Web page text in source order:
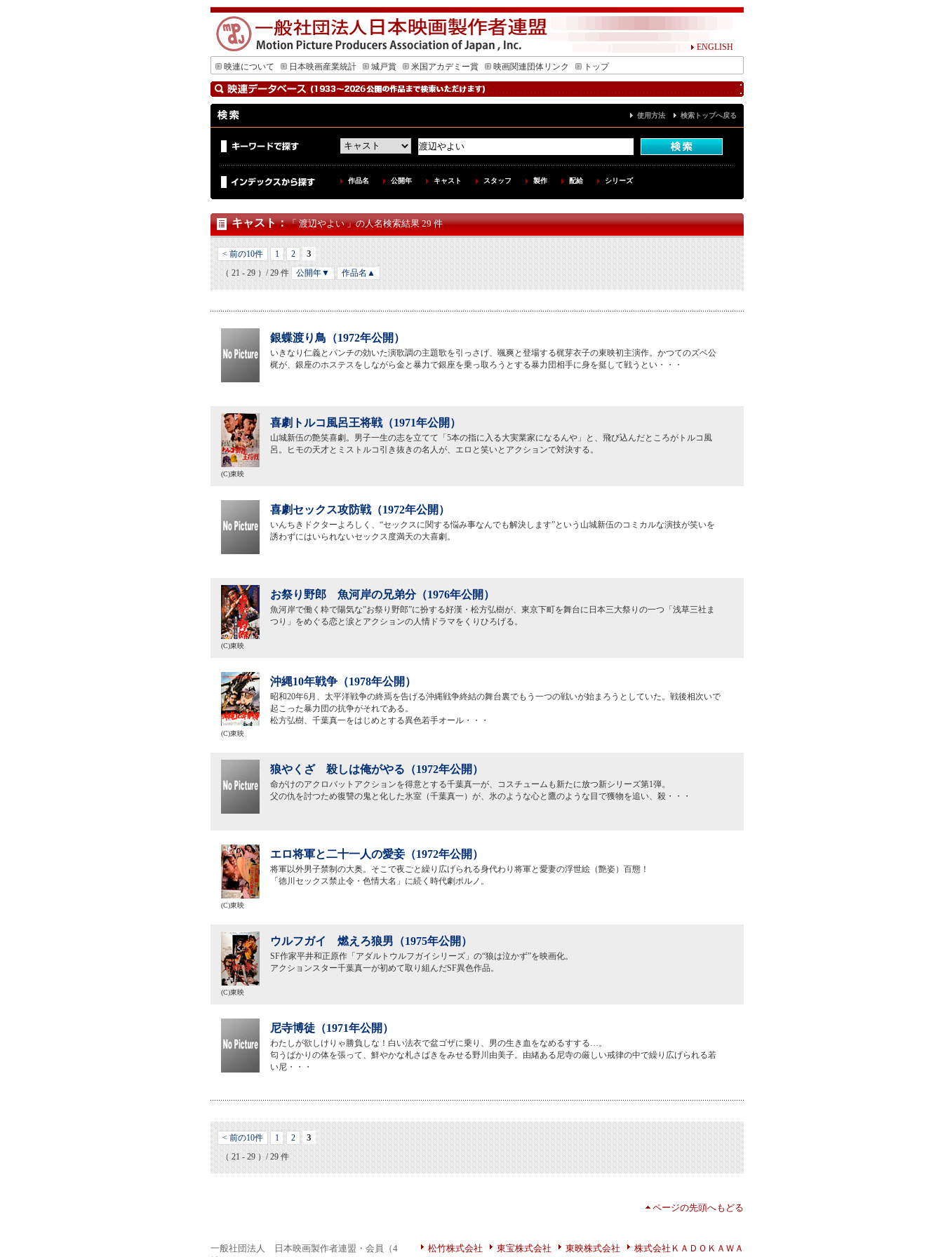
ENGLISH
映連について
日本映画産業統計 城戸賞 米国アカデミー賞 映画関連団体リンク トップ
使用方法 検索トップへ戻る
作品名 公開年 キャスト スタッフ 製作 配給 シリーズ
キャスト：「 渡辺やよい 」の人名検索結果 29 件
< 前の10件 1 2 3
（ 21 - 29 ）/ 29 件 公開年▼ 作品名▲
銀蝶渡り鳥（1972年公開）
いきなり仁義とパンチの効いた演歌調の主題歌を引っさげ、颯爽と登場する梶芽衣子の東映初主演作。かつてのズベ公
梶が、銀座のホステスをしながら金と暴力で銀座を乗っ取ろうとする暴力団相手に身を挺して戦うとい・・・
喜劇トルコ風呂王将戦（1971年公開）
山城新伍の艶笑喜劇。男子一生の志を立てて「5本の指に入る大実業家になるんや」と、飛び込んだところがトルコ風
呂。ヒモの天才とミストルコ引き抜きの名人が、エロと笑いとアクションで対決する。
(C)東映
喜劇セックス攻防戦（1972年公開）
いんちきドクターよろしく、“セックスに関する悩み事なんでも解決します”という山城新伍のコミカルな演技が笑いを
誘わずにはいられないセックス度満天の大喜劇。
お祭り野郎 魚河岸の兄弟分（1976年公開）
魚河岸で働く粋で陽気な”お祭り野郎”に扮する好漢・松方弘樹が、東京下町を舞台に日本三大祭りの一つ「浅草三社ま
つり」をめぐる恋と涙とアクションの人情ドラマをくりひろげる。
(C)東映
沖縄10年戦争（1978年公開）
昭和20年6月、太平洋戦争の終焉を告げる沖縄戦争終結の舞台裏でもう一つの戦いが始まろうとしていた。戦後相次いで
起こった暴力団の抗争がそれである。
松方弘樹、千葉真一をはじめとする異色若手オール・・・
(C)東映
狼やくざ 殺しは俺がやる（1972年公開）
命がけのアクロバットアクションを得意とする千葉真一が、コスチュームも新たに放つ新シリーズ第1弾。
父の仇を討つため復讐の鬼と化した氷室（千葉真一）が、氷のような心と鷹のような目で獲物を追い、殺・・・
エロ将軍と二十一人の愛妾（1972年公開）
将軍以外男子禁制の大奥。そこで夜ごと繰り広げられる身代わり将軍と愛妻の浮世絵（艶姿）百態！
「徳川セックス禁止令・色情大名」に続く時代劇ポルノ。
(C)東映
ウルフガイ 燃えろ狼男（1975年公開）
SF作家平井和正原作「アダルトウルフガイシリーズ」の“狼は泣かず”を映画化。
アクションスター千葉真一が初めて取り組んだSF異色作品。
(C)東映
尼寺博徒（1971年公開）
わたしが欲しけりゃ勝負しな！白い法衣で盆ゴザに乗り、男の生き血をなめるすする…。
匂うばかりの体を張って、鮮やかな札さばきをみせる野川由美子。由緒ある尼寺の厳しい戒律の中で繰り広げられる若
い尼・・・
< 前の10件 1 2 3
（ 21 - 29 ）/ 29 件
ページの先頭へもどる
一般社団法人 日本映画製作者連盟・会員（4
松竹株式会社 東宝株式会社 東映株式会社 株式会社ＫＡＤＯＫＡＷＡ